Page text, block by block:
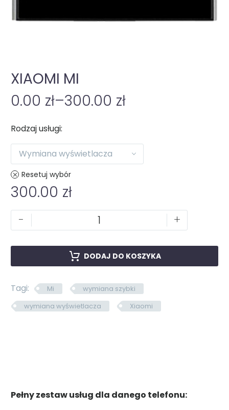
XIAOMI MI
0.00 zł–300.00 zł
Rodzaj usługi
Wymiana wyświetlacza
Resetuj wybór
300.00 zł
- +
DODAJ DO KOSZYKA
Tagi: Mi
wymiana szybki
wymiana wyświetlacza
Xiaomi
Pełny zestaw usług dla danego telefonu: